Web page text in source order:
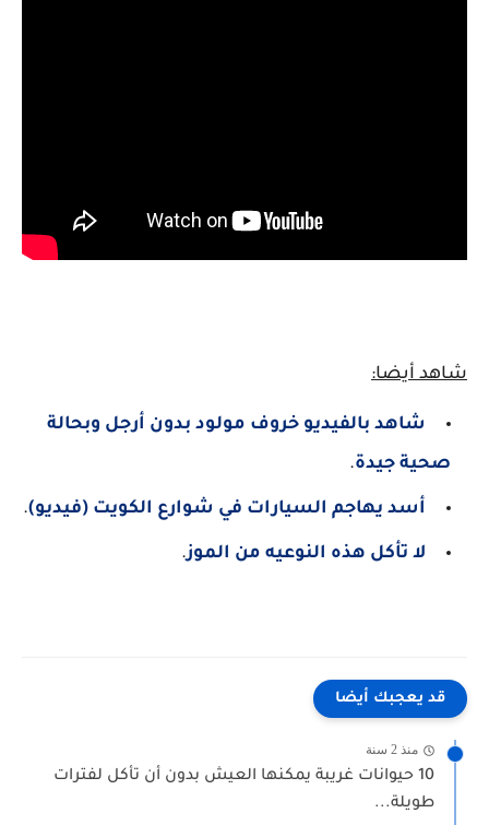
شاهد أيضا:
شاهد بالفيديو خروف مولود بدون أرجل وبحالة
صحية جيدة.
أسد يهاجم السيارات في شوارع الكويت (فيديو).
لا تأكل هذه النوعيه من الموز.
قد يعجبك أيضا
منذ 2 سنة
10 حيوانات غريبة يمكنها العيش بدون أن تأكل لفترات
طويلة...